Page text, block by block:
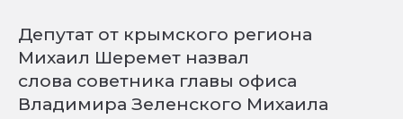
Депутат от крымского региона
Михаил Шеремет назвал
слова советника главы офиса
Владимира Зеленского Михаила